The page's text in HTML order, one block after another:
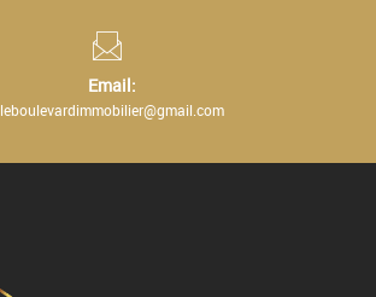
Email:
leboulevardimmobilier@gmail.com